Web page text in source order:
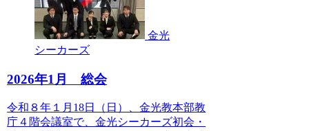
金光
シーカーズ
2026年1月 総会
令和８年１月18日（日）、金光教本部教
庁４階会議室で、金光シーカーズ初会・